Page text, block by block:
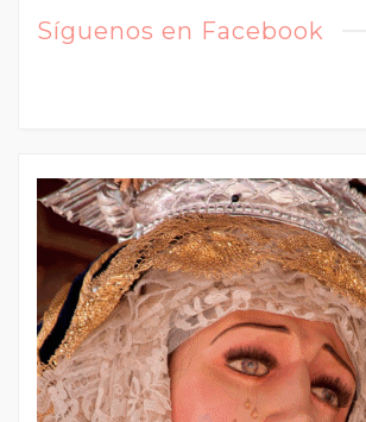
Síguenos en Facebook